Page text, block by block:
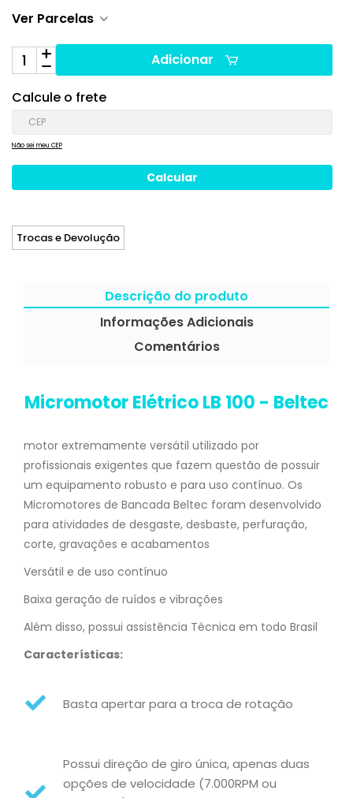
Ver Parcelas
Adicionar
Calcule o frete
Não sei meu CEP
Trocas e Devolução
Descrição do produto
Informações Adicionais
Comentários
Micromotor Elétrico LB 100 - Beltec
motor extremamente versátil utilizado por
profissionais exigentes que fazem questão de possuir
um equipamento robusto e para uso contínuo. Os
Micromotores de Bancada Beltec foram desenvolvido
para atividades de desgaste, desbaste, perfuração,
corte, gravações e acabamentos
Versátil e de uso contínuo
Baixa geração de ruídos e vibrações
Além disso, possui assistência Técnica em todo Brasil
Características:
Basta apertar para a troca de rotação
Possui direção de giro única, apenas duas
opções de velocidade (7.000RPM ou